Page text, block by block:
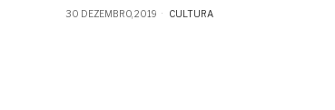
30 DEZEMBRO, 2019 CULTURA